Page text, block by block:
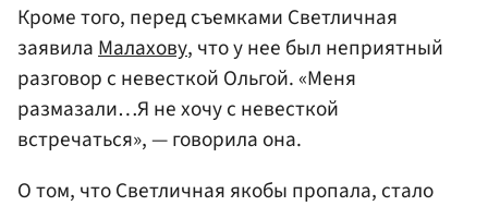
Кроме того, перед съемками Светличная
заявилаМалахову, что у нее был неприятный
разговор с невесткой Ольгой. «Меня
размазали…Я не хочу с невесткой
встречаться», — говорила она.
О том, что Светличная якобы пропала, стало